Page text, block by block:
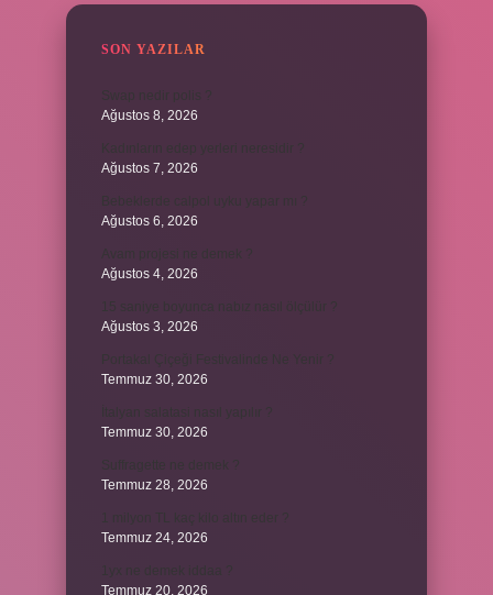
SON YAZILAR
Ağustos 8, 2026
Ağustos 7, 2026
Ağustos 6, 2026
Ağustos 4, 2026
Ağustos 3, 2026
Temmuz 30, 2026
Temmuz 30, 2026
Temmuz 28, 2026
Temmuz 24, 2026
Temmuz 20, 2026